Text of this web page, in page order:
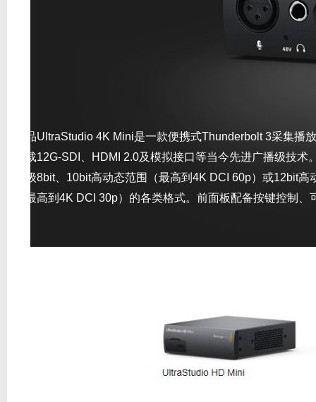
新品UltraStudio 4K Mini是一款便携式Thunderbolt 3采集播
搭载12G-SDI、
HDMI 2.0及模拟接口等当今先进广播级技术
播级8bit、10bit高动态范围（最高到4K DCI 60p）或12bit高
（最高到4K DCI 30p）的各类格式。前面板配备按键控制、